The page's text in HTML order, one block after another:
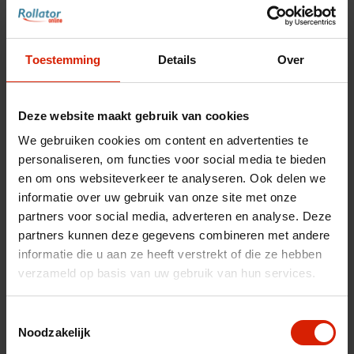
Toestemming Details Over
Deze website maakt gebruik van cookies
We gebruiken cookies om content en advertenties te
personaliseren, om functies voor social media te bieden
en om ons websiteverkeer te analyseren. Ook delen we
informatie over uw gebruik van onze site met onze
partners voor social media, adverteren en analyse. Deze
partners kunnen deze gegevens combineren met andere
informatie die u aan ze heeft verstrekt of die ze hebben
verzameld op basis van uw gebruik van hun services.
Noodzakelijk
nl
fr
rechts